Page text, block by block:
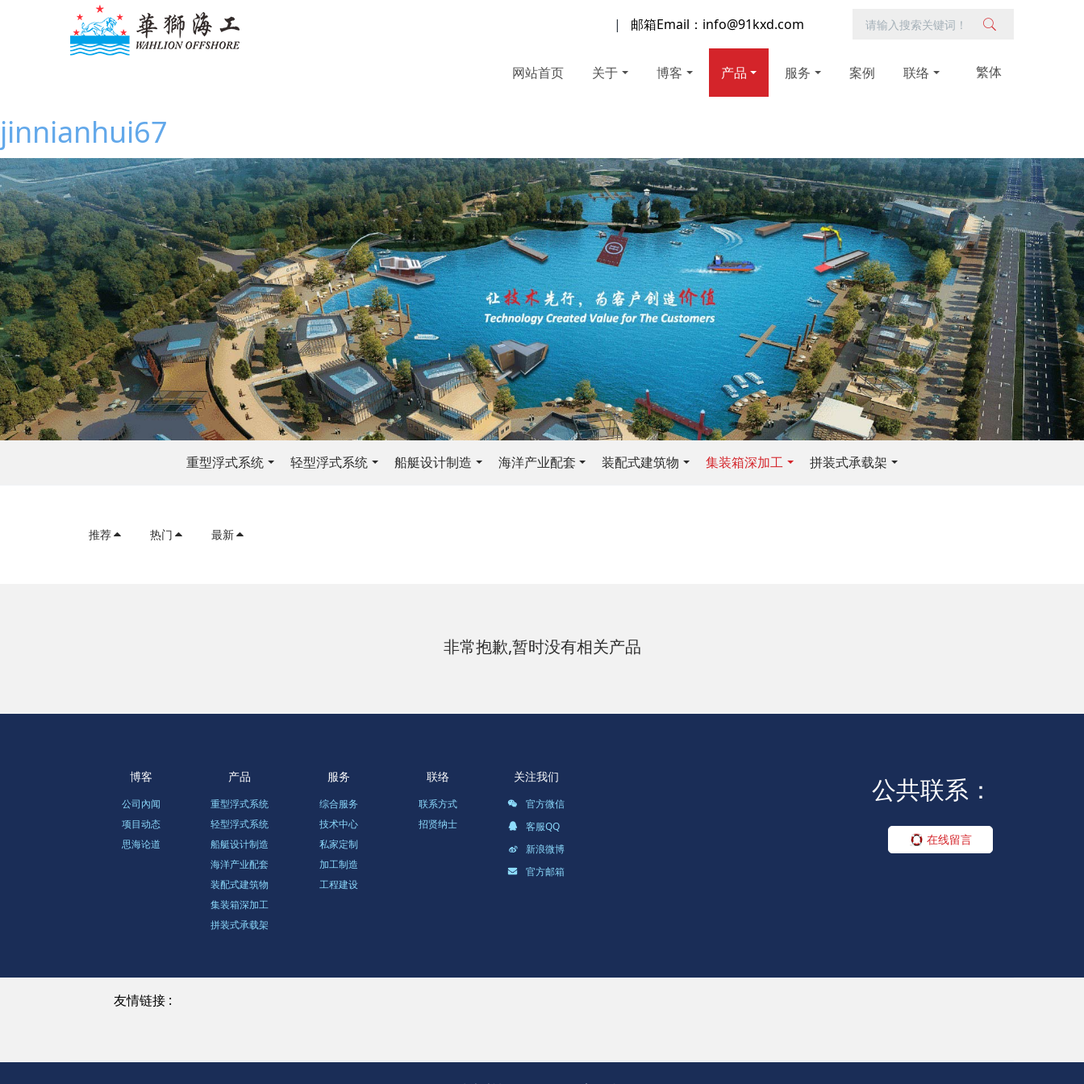
jinnianhui67
| 邮箱Email：info@91kxd.com
网站首页 关于 博客 产品 服务 案例 联络 繁体
重型浮式系统 轻型浮式系统 船艇设计制造 海洋产业配套 装配式建筑物 集装箱深加工 拼装式承载架
推荐 热门 最新
非常抱歉,暂时没有相关产品
博客
公司內闻
项目动态
思海论道
产品
重型浮式系统
轻型浮式系统
船艇设计制造
海洋产业配套
装配式建筑物
集装箱深加工
拼装式承载架
服务
综合服务
技术中心
私家定制
加工制造
工程建设
联络
联系方式
招贤纳士
关注我们
官方微信
客服QQ
新浪微博
官方邮箱
公共联系：
在线留言
友情链接 :